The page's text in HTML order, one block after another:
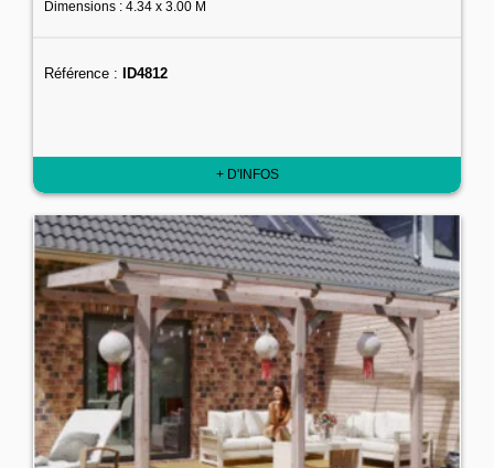
Dimensions : 4.34 x 3.00 M
Référence : ID4812
+ D'INFOS